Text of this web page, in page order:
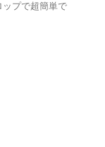
ップで超簡単で